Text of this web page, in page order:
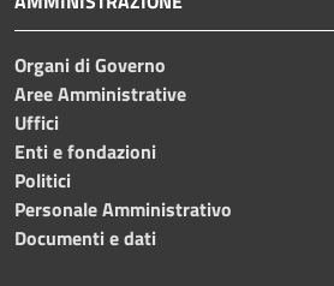
Organi di Governo
Aree Amministrative
Uffici
Enti e fondazioni
Politici
Personale Amministrativo
Documenti e dati